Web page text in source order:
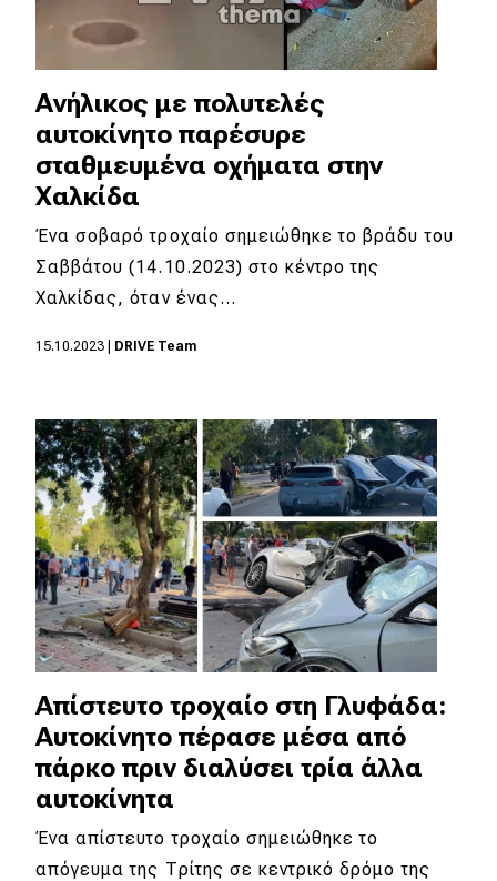
Ανήλικος με πολυτελές
αυτοκίνητο παρέσυρε
σταθμευμένα οχήματα στην
Χαλκίδα
Ένα σοβαρό τροχαίο σημειώθηκε το βράδυ του
Σαββάτου (14.10.2023) στο κέντρο της
Χαλκίδας, όταν ένας…
15.10.2023 DRIVE Team
Απίστευτο τροχαίο στη Γλυφάδα:
Αυτοκίνητο πέρασε μέσα από
πάρκο πριν διαλύσει τρία άλλα
αυτοκίνητα
Ένα απίστευτο τροχαίο σημειώθηκε το
απόγευμα της Τρίτης σε κεντρικό δρόμο της